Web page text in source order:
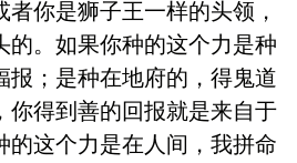
你是狮子王一样的头领，
的。如果你种的这个力是种
报；是种在地府的，得鬼道
你得到善的回报就是来自于
的这个力是在人间，我拼命